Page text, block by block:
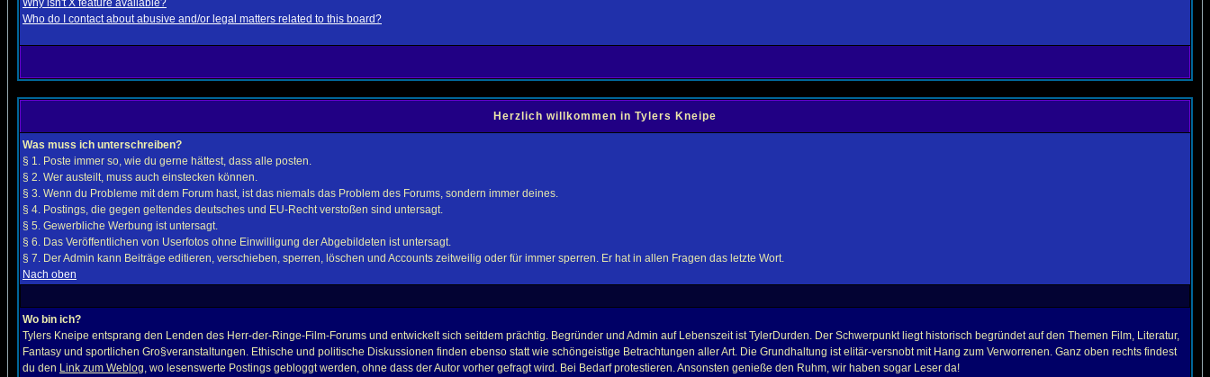
Why isn't X feature available?
Who do I contact about abusive and/or legal matters related to this board?
Herzlich willkommen in Tylers Kneipe
Was muss ich unterschreiben?
§ 1. Poste immer so, wie du gerne hättest, dass alle posten.
§ 2. Wer austeilt, muss auch einstecken können.
§ 3. Wenn du Probleme mit dem Forum hast, ist das niemals das Problem des Forums, sondern immer deines.
§ 4. Postings, die gegen geltendes deutsches und EU-Recht verstoßen sind untersagt.
§ 5. Gewerbliche Werbung ist untersagt.
§ 6. Das Veröffentlichen von Userfotos ohne Einwilligung der Abgebildeten ist untersagt.
§ 7. Der Admin kann Beiträge editieren, verschieben, sperren, löschen und Accounts zeitweilig oder für immer sperren. Er hat in allen Fragen das letzte Wort.
Nach oben
Wo bin ich?
Tylers Kneipe entsprang den Lenden des Herr-der-Ringe-Film-Forums und entwickelt sich seitdem prächtig. Begründer und Admin auf Lebenszeit ist TylerDurden. Der Schwerpunkt liegt historisch begründet auf den Themen Film, Literatur,
Fantasy und sportlichen Gro§veranstaltungen. Ethische und politische Diskussionen finden ebenso statt wie schöngeistige Betrachtungen aller Art. Die Grundhaltung ist elitär-versnobt mit Hang zum Verworrenen. Ganz oben rechts findest
du den Link zum Weblog, wo lesenswerte Postings gebloggt werden, ohne dass der Autor vorher gefragt wird. Bei Bedarf protestieren. Ansonsten genieße den Ruhm, wir haben sogar Leser da!